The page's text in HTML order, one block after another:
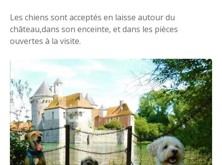
Les chiens sont acceptés en laisse autour du
château,dans son enceinte, et dans les pièces
ouvertes à la visite.